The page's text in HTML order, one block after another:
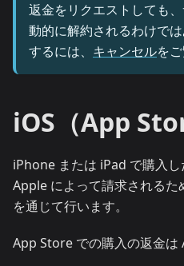
返金をリクエストしても
動的に解約されるわけで
するには、 キャンセルを
iOS（App
iPhone または iPad で購入
Apple によって請求される
を通じて行います。
App Store での購入の返金は